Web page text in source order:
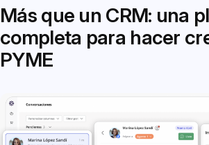
Más que un CRM: una
completa para hacer
PYME